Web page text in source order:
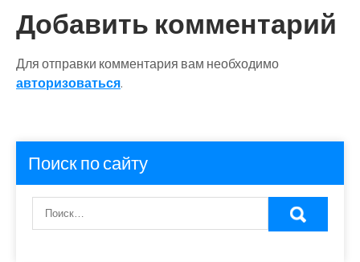
Добавить комментарий
Для отправки комментария вам необходимо
авторизоваться.
Поиск по сайту